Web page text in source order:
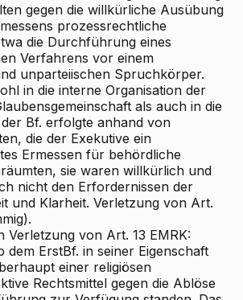
gegen die willkürliche Ausübung
prozessrechtliche
die Durchführung eines
Verfahrens vor einem
unparteiischen Spruchkörper.
in die interne Organisation der
als auch in die
Bf. erfolgte anhand von
die der Exekutive ein
Ermessen für behördliche
sie waren willkürlich und
nicht den Erfordernissen der
und Klarheit. Verletzung von Art.
Verletzung von Art. 13 EMRK:
dem ErstBf. in seiner Eigenschaft
ei­ner religiösen
Rechtsmittel gegen die Ablöse